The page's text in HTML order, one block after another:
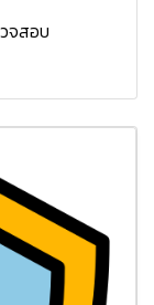
จสอบ